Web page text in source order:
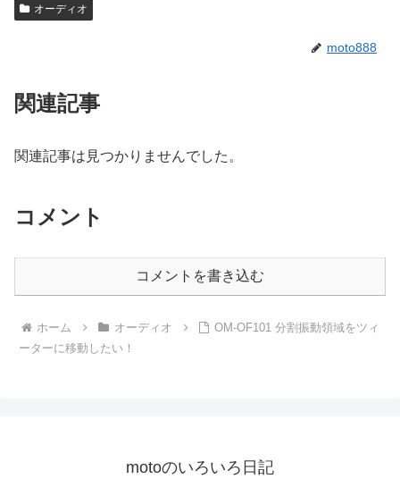
オーディオ
moto888
関連記事
関連記事は見つかりませんでした。
コメント
コメントを書き込む
ホーム オーディオ
OM-OF101 分割振動領域をツィ
ーターに移動したい！
motoのいろいろ日記